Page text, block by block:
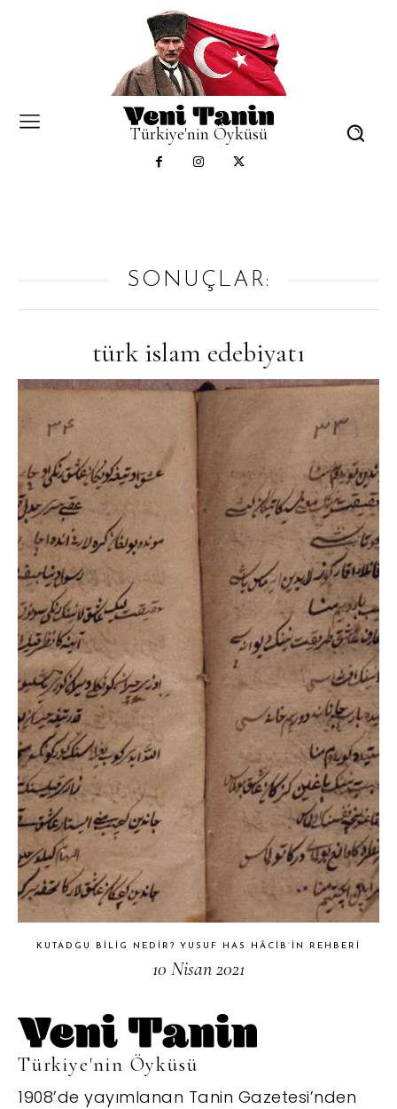
Türkiye'nin Öyküsü
SONUÇLAR:
türk islam edebiyatı
KUTADGU BILIG NEDIR? YUSUF HAS HÂCIB’IN REHBERI
10 Nisan 2021
Türkiye'nin Öyküsü
1908’de yayımlanan Tanin Gazetesi’nden